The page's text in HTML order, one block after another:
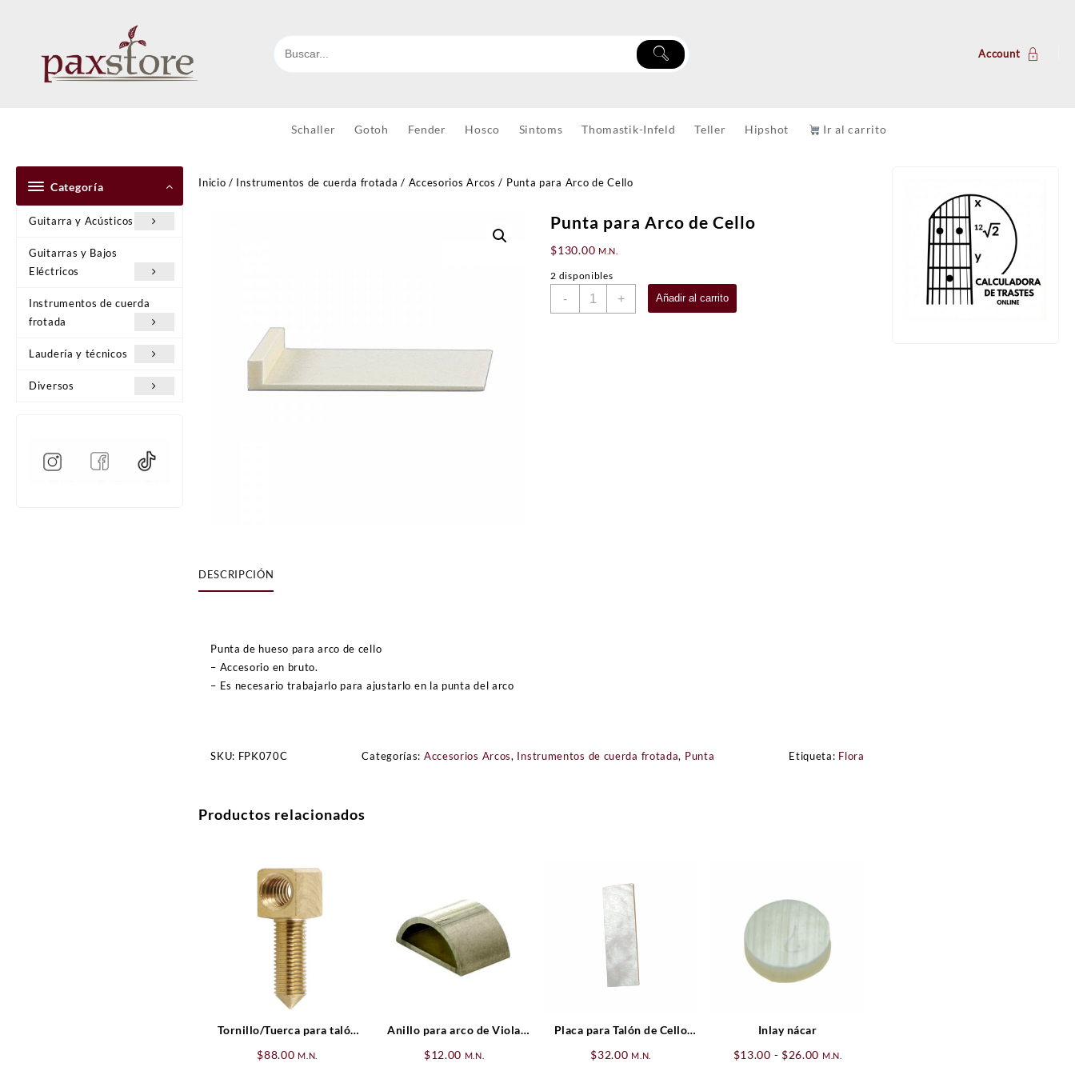
Account
Schaller Gotoh Fender Hosco Sintoms Thomastik-Infeld Teller Hipshot Ir al carrito
Categoría
Guitarra y Acústicos
Guitarras y Bajos
Eléctricos
Instrumentos de cuerda
frotada
Laudería y técnicos
Diversos
Inicio / Instrumentos de cuerda frotada / Accesorios Arcos / Punta para Arco de Cello
Punta para Arco de Cello
$130.00 M.N.
2 disponibles
-
Punta
+ Añadir al carrito
DESCRIPCIÓN
Punta de hueso para arco de cello
– Accesorio en bruto.
– Es necesario trabajarlo para ajustarlo en la punta del arco
SKU: FPK070C Categorías: Accesorios Arcos, Instrumentos de cuerda frotada, Punta Etiqueta: Flora
Productos relacionados
Tornillo/Tuerca para talón
$88.00 M.N.
Anillo para arco de Viola
$12.00 M.N.
Placa para Talón de Cello
$32.00 M.N.
Inlay nácar
$13.00 - $26.00 Rango
M.N.